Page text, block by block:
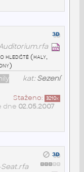
hlediště (haly,
kat:Sezení
Staženo: 3210x
dne 02.05.2007